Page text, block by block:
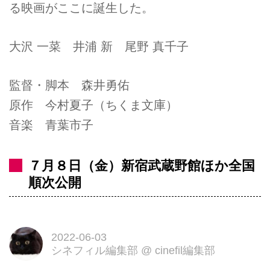
る映画がここに誕生した。
大沢 一菜 井浦 新 尾野 真千子
監督・脚本 森井勇佑
原作 今村夏子（ちくま文庫）
音楽 青葉市子
７月８日（金）新宿武蔵野館ほか全国
順次公開
2022-06-03
シネフィル編集部 @ cinefil編集部